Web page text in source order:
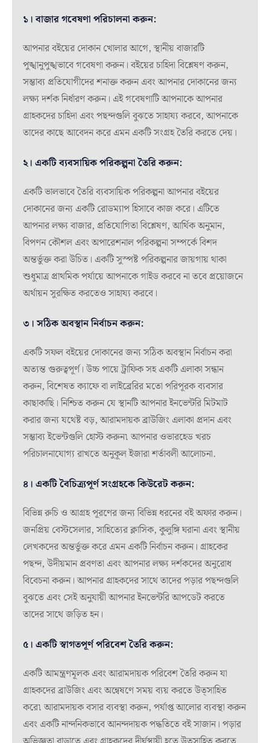
১। বাজার গবেষণা পরিচালনা করুন:
আপনার বইয়ের দোকান খোলার আগে, স্থানীয় বাজারটি
পুঙ্খানুপুঙ্খভাবে গবেষণা করুন। বইয়ের চাহিদা বিশ্লেষণ করুন,
সম্ভাব্য প্রতিযোগীদের শনাক্ত করুন এবং আপনার দোকানের জন্য
লক্ষ্য দর্শক নির্ধারণ করুন। এই গবেষণাটি আপনাকে আপনার
গ্রাহকদের চাহিদা এবং পছন্দগুলি বুঝতে সাহায্য করবে, আপনাকে
তাদের কাছে আবেদন করে এমন একটি সংগ্রহ তৈরি করতে দেয়।
২। একটি ব্যবসায়িক পরিকল্পনা তৈরি করুন:
একটি ভালভাবে তৈরি ব্যবসায়িক পরিকল্পনা আপনার বইয়ের
দোকানের জন্য একটি রোডম্যাপ হিসাবে কাজ করে। এটিতে
আপনার লক্ষ্য বাজার, প্রতিযোগিতা বিশ্লেষণ, আর্থিক অনুমান,
বিপণন কৌশল এবং অপারেশনাল পরিকল্পনা সম্পর্কে বিশদ
অন্তর্ভুক্ত করা উচিত। একটি সুস্পষ্ট পরিকল্পনার জায়গায় থাকা
শুধুমাত্র প্রাথমিক পর্যায়ে আপনাকে গাইড করবে না তবে প্রয়োজনে
অর্থায়ন সুরক্ষিত করতেও সাহায্য করবে।
৩। সঠিক অবস্থান নির্বাচন করুন:
একটি সফল বইয়ের দোকানের জন্য সঠিক অবস্থান নির্বাচন করা
অত্যন্ত গুরুত্বপূর্ণ। উচ্চ পায়ে ট্রাফিক সহ একটি এলাকা সন্ধান
করুন, বিশেষত ক্যাফে বা লাইব্রেরির মতো পরিপূরক ব্যবসার
কাছাকাছি। নিশ্চিত করুন যে স্থানটি আপনার ইনভেন্টরি মিটমাট
করার জন্য যথেষ্ট বড়, আরামদায়ক ব্রাউজিং এলাকা প্রদান এবং
সম্ভাব্য ইভেন্টগুলি হোস্ট করুন৷ আপনার ওভারহেড খরচ
পরিচালনাযোগ্য রাখতে অনুকূল ইজারা শর্তাবলী আলোচনা.
৪। একটি বৈচিত্র্যপূর্ণ সংগ্রহকে কিউরেট করুন:
বিভিন্ন রুচি ও আগ্রহ পূরণের জন্য বিভিন্ন ধরনের বই অফার করুন।
জনপ্রিয় বেস্টসেলার, সাহিত্যের ক্লাসিক, কুলুঙ্গি ঘরানা এবং স্থানীয়
লেখকদের অন্তর্ভুক্ত করে এমন একটি নির্বাচন করুন। গ্রাহকের
পছন্দ, উদীয়মান প্রবণতা এবং আপনার লক্ষ্য দর্শকদের অনুরোধ
বিবেচনা করুন। আপনার গ্রাহকদের সাথে তাদের পড়ার পছন্দগুলি
বুঝতে এবং সেই অনুযায়ী আপনার ইনভেন্টরি আপডেট করতে
তাদের সাথে জড়িত হন।
৫। একটি স্বাগতপূর্ণ পরিবেশ তৈরি করুন:
একটি আমন্ত্রণমূলক এবং আরামদায়ক পরিবেশ তৈরি করুন যা
গ্রাহকদের ব্রাউজিং এবং অন্বেষণে সময় ব্যয় করতে উত্সাহিত
করে৷ আরামদায়ক বসার ব্যবস্থা করুন, পর্যাপ্ত আলোর ব্যবস্থা করুন
এবং একটি নান্দনিকভাবে আনন্দদায়ক পদ্ধতিতে বই সাজান। পড়ার